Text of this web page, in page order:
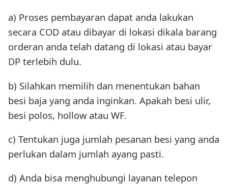
a) Proses pembayaran dapat anda lakukan
secara COD atau dibayar di lokasi dikala barang
orderan anda telah datang di lokasi atau bayar
DP terlebih dulu.
b) Silahkan memilih dan menentukan bahan
besi baja yang anda inginkan. Apakah besi ulir,
besi polos, hollow atau WF.
c) Tentukan juga jumlah pesanan besi yang anda
perlukan dalam jumlah ayang pasti.
d) Anda bisa menghubungi layanan telepon